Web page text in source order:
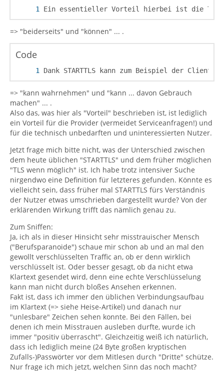
Ein essentieller Vorteil hierbei ist die
=> "beiderseits" und "können" ... .
Code
Dank STARTTLS kann zum Beispiel der Client
=> "kann wahrnehmen" und "kann ... davon Gebrauch
machen" ... .
Also das, was hier als "Vorteil" beschrieben ist, ist lediglich
ein Vorteil für die Provider (vermeidet Serviceanfragen!) und
für die technisch unbedarften und uninteressierten Nutzer.
Jetzt frage mich bitte nicht, was der Unterschied zwischen
dem heute üblichen "STARTTLS" und dem früher möglichen
"TLS wenn möglich" ist. Ich habe trotz intensiver Suche
nirgendwo eine Definition für letzteres gefunden. Könnte es
vielleicht sein, dass früher mal STARTTLS fürs Verständnis
der Nutzer etwas umschrieben dargestellt wurde? Von der
erklärenden Wirkung trifft das nämlich genau zu.
Zum Sniffen:
Ja, ich als in dieser Hinsicht sehr misstrauischer Mensch
("Berufsparanoide") schaue mir schon ab und an mal den
gewollt verschlüsselten Traffic an, ob er denn wirklich
verschlüsselt ist. Oder besser gesagt, ob da nicht etwa
Klartext gesendet wird, denn eine echte Verschlüsselung
kann man nicht durch bloßes Ansehen erkennen.
Fakt ist, dass ich immer den üblichen Verbindungsaufbau
im Klartext (=> siehe Heise-Artikel) und danach nur
"unlesbare" Zeichen sehen konnte. Bei den Fällen, bei
denen ich mein Misstrauen ausleben durfte, wurde ich
immer "positiv überrascht". Gleichzeitig weiß ich natürlich,
dass ich lediglich meine (24 Byte großen kryptischen
Zufalls-)Passwörter vor dem Mitlesen durch "Dritte" schütze.
Nur frage ich mich jetzt, welchen Sinn das noch macht?